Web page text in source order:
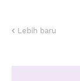
Lebih baru